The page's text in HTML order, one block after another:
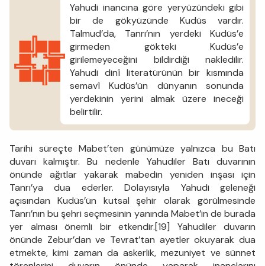
Yahudi inancına göre yeryüzündeki gibi
bir de gökyüzünde Kudüs vardır.
Talmud’da, Tanrı’nın yerdeki Kudüs’e
girmeden gökteki Kudüs’e
girilemeyeceğini bildirdiği nakledilir.
Yahudi dinî literatürünün bir kısmında
semavî Kudüs’ün dünyanın sonunda
yerdekinin yerini almak üzere ineceği
belirtilir.
Tarihi süreçte Mabet’ten günümüze yalnızca bu Batı
duvarı kalmıştır. Bu nedenle Yahudiler Batı duvarının
önünde ağıtlar yakarak mabedin yeniden inşası için
Tanrı’ya dua ederler. Dolayısıyla Yahudi geleneği
açısından Kudüs’ün kutsal şehir olarak görülmesinde
Tanrı’nın bu şehri seçmesinin yanında Mabet’in de burada
yer alması önemli bir etkendir.[19] Yahudiler duvarın
önünde Zebur’dan ve Tevrat’tan ayetler okuyarak dua
etmekte, kimi zaman da askerlik, mezuniyet ve sünnet